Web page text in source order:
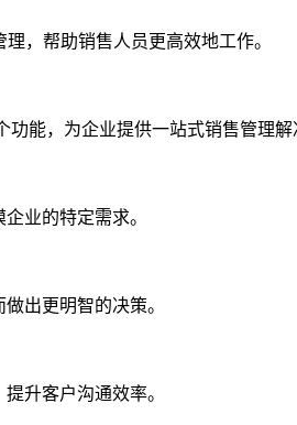
，帮助销售人员更高效地工作。
功能，为企业提供一站式销售管理
业的特定需求。
出更明智的决策。
升客户沟通效率。